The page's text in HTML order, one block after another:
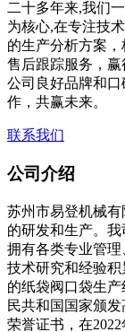
二十多年来,我们
为核心,在专注技
的生产分析方案
售后跟踪服务，
公司良好品牌和
作，共赢未来。
联系我们
公司介绍
苏州市易登机械
的研发和生产。我
拥有各类专业管
技术研究和经验
的纸袋阀口袋生
民共和国国家颁
荣誉证书，在